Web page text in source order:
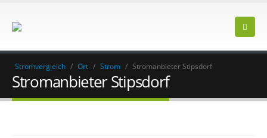
Stromvergleich / Ort / Strom / Stromanbieter Stipsdorf
Stromanbieter Stipsdorf